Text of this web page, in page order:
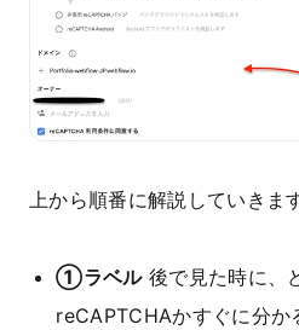
上から順番に解説していきます
①ラベル後で見た時に、
reCAPTCHAかすぐに分か